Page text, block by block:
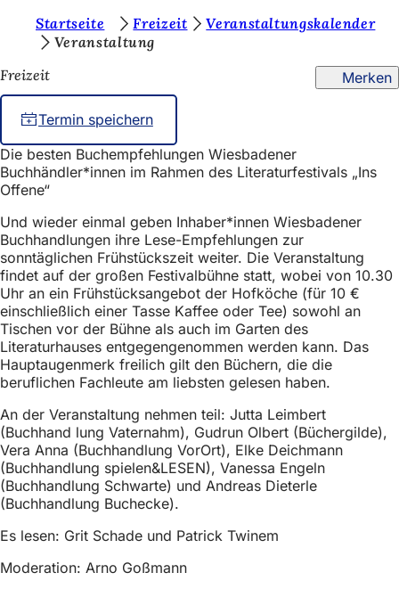
Inhalt anspringen
e
e
f
i
n
d
e
n
s
i
c
h
h
i
e
r
Startseite Freizeit
Veranstaltungskalender
Veranstaltung
Freizeit
Merken
Termin speichern
Die besten Buchempfehlungen Wiesbadener
Buchhändler*innen im Rahmen des Literaturfestivals „Ins
Offene“
Und wieder einmal geben Inhaber*innen Wiesbadener
Buchhandlungen ihre Lese-Empfehlungen zur
sonntäglichen Frühstückszeit weiter. Die Veranstaltung
findet auf der großen Festivalbühne statt, wobei von 10.30
Uhr an ein Frühstücksangebot der Hofköche (für 10 €
einschließlich einer Tasse Kaffee oder Tee) sowohl an
Tischen vor der Bühne als auch im Garten des
Literaturhauses entgegengenommen werden kann. Das
Hauptaugenmerk freilich gilt den Büchern, die die
beruflichen Fachleute am liebsten gelesen haben.
An der Veranstaltung nehmen teil: Jutta Leimbert
(Buchhand lung Vaternahm), Gudrun Olbert (Büchergilde),
Vera Anna (Buchhandlung VorOrt), Elke Deichmann
(Buchhandlung spielen&LESEN), Vanessa Engeln
(Buchhandlung Schwarte) und Andreas Dieterle
(Buchhandlung Buchecke).
Es lesen: Grit Schade und Patrick Twinem
Moderation: Arno Goßmann